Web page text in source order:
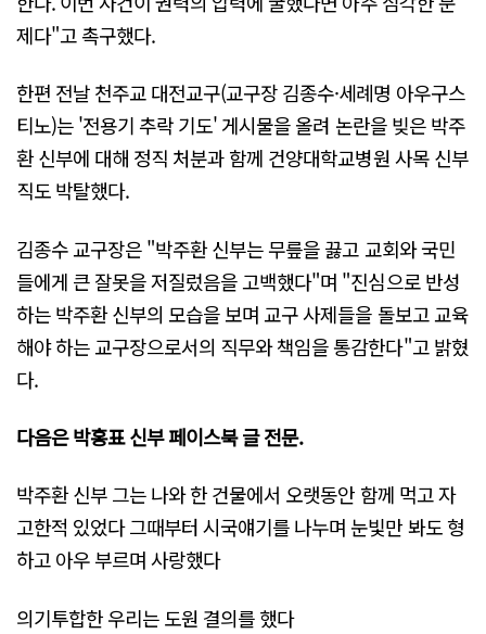
제다"고 촉구했다.
한편 전날 천주교 대전교구(교구장 김종수·세례명 아우구스
티노)는 '전용기 추락 기도' 게시물을 올려 논란을 빚은 박주
환 신부에 대해 정직 처분과 함께 건양대학교병원 사목 신부
직도 박탈했다.
김종수 교구장은 "박주환 신부는 무릎을 끓고 교회와 국민
들에게 큰 잘못을 저질렀음을 고백했다"며 "진심으로 반성
하는 박주환 신부의 모습을 보며 교구 사제들을 돌보고 교육
해야 하는 교구장으로서의 직무와 책임을 통감한다"고 밝혔
다.
다음은 박홍표 신부 페이스북 글 전문.
박주환 신부 그는 나와 한 건물에서 오랫동안 함께 먹고 자
고한적 있었다 그때부터 시국얘기를 나누며 눈빛만 봐도 형
하고 아우 부르며 사랑했다
의기투합한 우리는 도원 결의를 했다